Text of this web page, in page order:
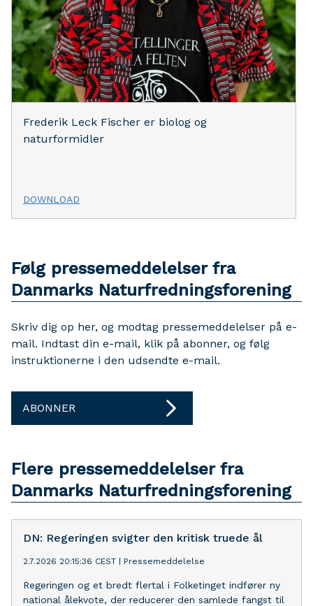
Frederik Leck Fischer er biolog og
naturformidler
DOWNLOAD
Følg pressemeddelelser fra
Danmarks Naturfredningsforening
Skriv dig op her, og modtag pressemeddelelser på e-
mail. Indtast din e-mail, klik på abonner, og følg
instruktionerne i den udsendte e-mail.
ABONNER
Flere pressemeddelelser fra
Danmarks Naturfredningsforening
DN: Regeringen svigter den kritisk truede ål
2.7.2026 20:15:36 CEST | Pressemeddelelse
Regeringen og et bredt flertal i Folketinget indfører ny
national ålekvote, der reducerer den samlede fangst til